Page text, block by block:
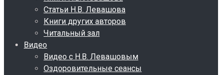
Статьи Н.В. Левашова
Книги других авторов
Читальный зал
Видео
Видео с Н.В. Левашовым
Оздоровительные сеансы